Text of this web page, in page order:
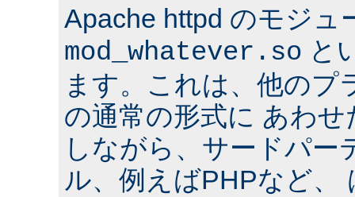
Apache httpd のモジュ
mod_whatever.so と
ます。これは、他のプ
の通常の形式に あわ
しながら、サードパー
ル、例えばPHPなど、